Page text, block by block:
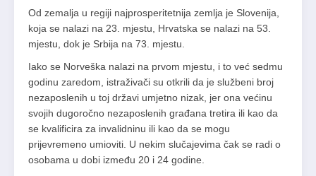
Od zemalja u regiji najprosperitetnija zemlja je Slovenija,
koja se nalazi na 23. mjestu, Hrvatska se nalazi na 53.
mjestu, dok je Srbija na 73. mjestu.
Iako se Norveška nalazi na prvom mjestu, i to već sedmu
godinu zaredom, istraživači su otkrili da je službeni broj
nezaposlenih u toj državi umjetno nizak, jer ona većinu
svojih dugoročno nezaposlenih građana tretira ili kao da
se kvalificira za invalidninu ili kao da se mogu
prijevremeno umioviti. U nekim slučajevima čak se radi o
osobama u dobi između 20 i 24 godine.